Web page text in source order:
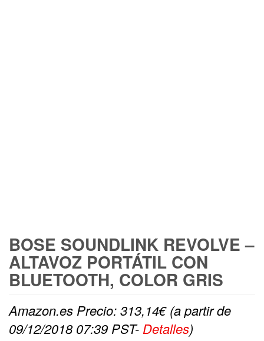
BOSE SOUNDLINK REVOLVE –
ALTAVOZ PORTÁTIL CON
BLUETOOTH, COLOR GRIS
Amazon.es Precio:313,14€(a partir de
09/12/2018 07:39 PST- Detalles)